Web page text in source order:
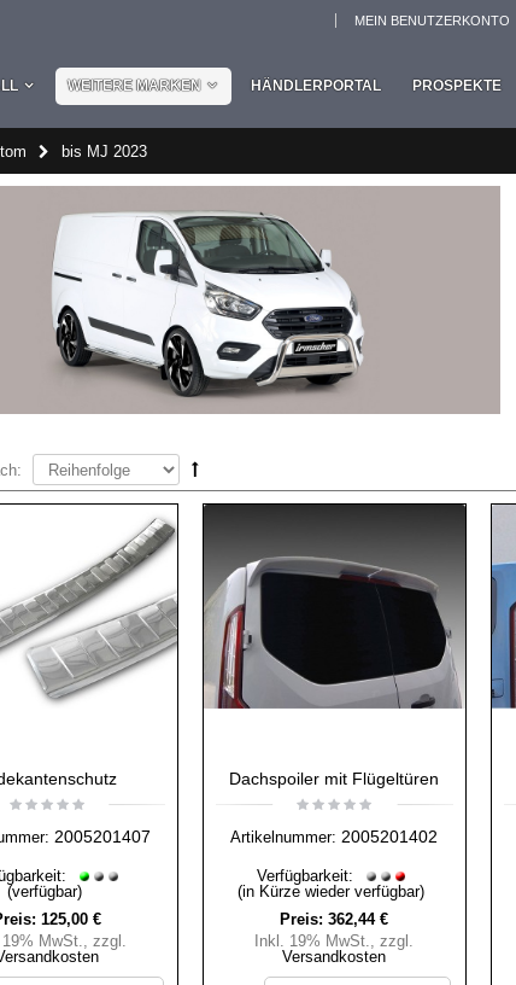
MEIN BENUTZERKONTO
WEITERE MARKEN HÄNDLERPORTAL PROSPEKTE
bis MJ 2023
2005201407
(verfügbar)
125,00 €
19% MwSt.,zzgl.
Dachspoiler mit Flügeltüren
Artikelnummer: 2005201402
Verfügbarkeit:
(in Kürze wieder verfügbar)
Preis: 362,44 €
Inkl. 19% MwSt.,zzgl.
Versandkosten